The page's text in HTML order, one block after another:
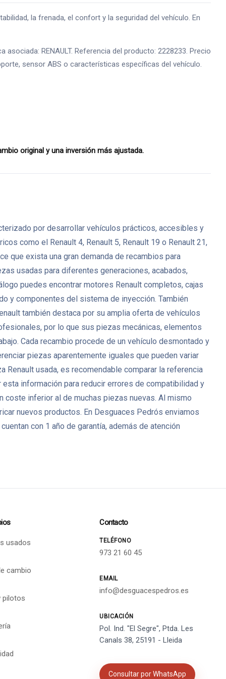
la frenada, el confort y la seguridad del vehículo. En
RENAULT. Referencia del producto: 2228233. Precio
sensor ABS o características específicas del vehículo.
original y una inversión más ajustada.
por desarrollar vehículos prácticos, accesibles y
como el Renault 4, Renault 5, Renault 19 o Renault 21,
que exista una gran demanda de recambios para
usadas para diferentes generaciones, acabados,
puedes encontrar motores Renault completos, cajas
y componentes del sistema de inyección. También
también destaca por su amplia oferta de vehículos
por lo que sus piezas mecánicas, elementos
Cada recambio procede de un vehículo desmontado y
piezas aparentemente iguales que pueden variar
usada, es recomendable comparar la referencia
información para reducir errores de compatibilidad y
coste inferior al de muchas piezas nuevas. Al mismo
nuevos productos. En Desguaces Pedrós enviamos
con 1 año de garantía, además de atención
usados
cambio
pilotos
Contacto
TELÉFONO
973 21 60 45
EMAIL
info@desguacespedros.es
UBICACIÓN
Pol. Ind. "El Segre", Ptda. Les
Canals 38, 25191 - Lleida
Consultar por WhatsApp